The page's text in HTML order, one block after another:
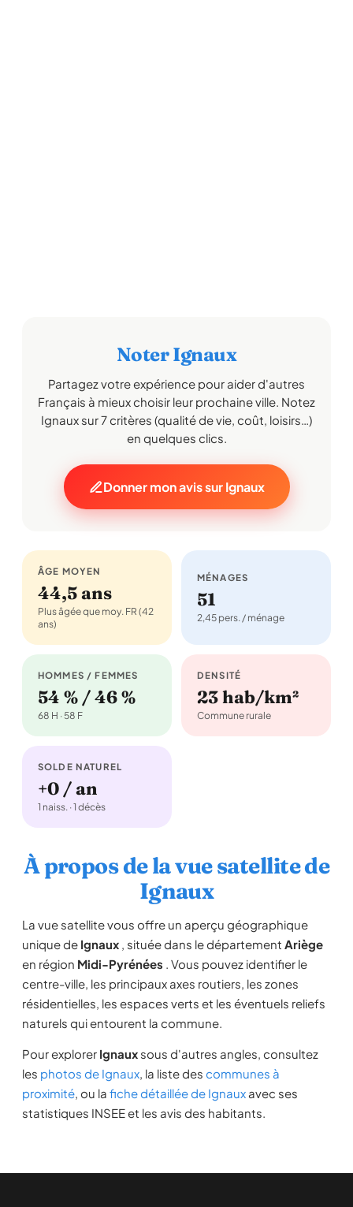
Noter Ignaux
Partagez votre expérience pour aider d'autres
Français à mieux choisir leur prochaine ville. Notez
Ignaux sur 7 critères (qualité de vie, coût, loisirs…)
en quelques clics.
Donner mon avis sur Ignaux
ÂGE MOYEN
44,5 ans
Plus âgée que moy. FR (42
ans)
MÉNAGES
51
2,45 pers. / ménage
HOMMES / FEMMES
54 % / 46 %
68 H · 58 F
DENSITÉ
23 hab/km²
Commune rurale
SOLDE NATUREL
+0 / an
1 naiss. · 1 décès
À propos de la vue satellite de
Ignaux
La vue satellite vous offre un aperçu géographique
unique de Ignaux , située dans le département Ariège
en région Midi-Pyrénées . Vous pouvez identifier le
centre-ville, les principaux axes routiers, les zones
résidentielles, les espaces verts et les éventuels reliefs
naturels qui entourent la commune.
Pour explorer Ignaux sous d'autres angles, consultez
les photos de Ignaux, la liste des communes à
proximité, ou la fiche détaillée de Ignaux avec ses
statistiques INSEE et les avis des habitants.